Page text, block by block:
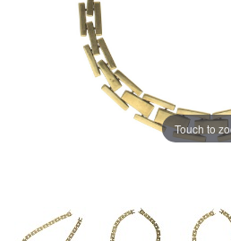
Touch to